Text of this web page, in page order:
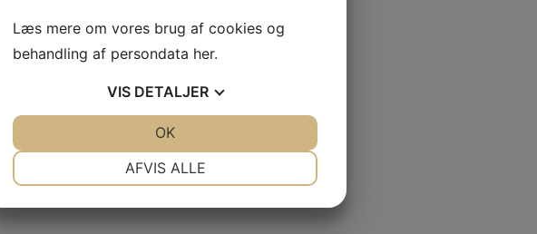
Læs mere om vores brug af cookies og
behandling af persondata her.
VIS DETALJER
AFVIS ALLE
OK